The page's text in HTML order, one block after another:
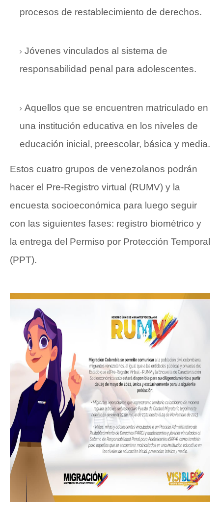
procesos de restablecimiento de derechos.
Jóvenes vinculados al sistema de
responsabilidad penal para adolescentes.
Aquellos que se encuentren matriculado en
una institución educativa en los niveles de
educación inicial, preescolar, básica y media.
Estos cuatro grupos de venezolanos podrán
hacer el Pre-Registro virtual (RUMV) y la
encuesta socioeconómica para luego seguir
con las siguientes fases: registro biométrico y
la entrega del Permiso por Protección Temporal
(PPT).